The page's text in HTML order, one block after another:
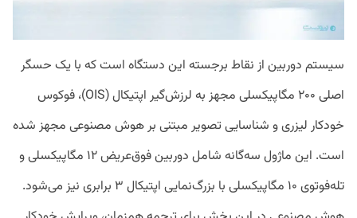
سیستم دوربین از نقاط برجسته این دستگاه است که با یک حسگر
اصلی ۲۰۰ مگاپیکسلی مجهز به لرزش‌گیر اپتیکال (OIS)، فوکوس
خودکار لیزری و شناسایی تصویر مبتنی بر هوش مصنوعی مجهز شده
است. این ماژول سه‌گانه شامل دوربین فوق‌عریض ۱۲ مگاپیکسلی و
تله‌فوتوی ۱۰ مگاپیکسلی با بزرگ‌نمایی اپتیکال ۳ برابری نیز می‌شود.